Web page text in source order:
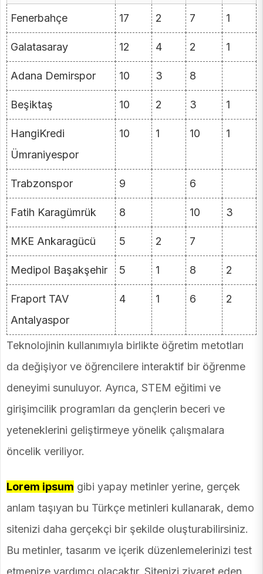
Fenerbahçe 17 2 7 1
Galatasaray 12 4 2 1
Adana Demirspor 10 3 8
Beşiktaş 10 2 3 1
HangiKredi
Ümraniyespor
10 1 10 1
Trabzonspor 9 6
Fatih Karagümrük 8 10 3
MKE Ankaragücü 5 2 7
Medipol Başakşehir 5 1 8 2
Fraport TAV
Antalyaspor
4 1 6 2
Teknolojinin kullanımıyla birlikte öğretim metotları
da değişiyor ve öğrencilere interaktif bir öğrenme
deneyimi sunuluyor. Ayrıca, STEM eğitimi ve
girişimcilik programları da gençlerin beceri ve
yeteneklerini geliştirmeye yönelik çalışmalara
öncelik veriliyor.
Lorem ipsum gibi yapay metinler yerine, gerçek
anlam taşıyan bu Türkçe metinleri kullanarak, demo
sitenizi daha gerçekçi bir şekilde oluşturabilirsiniz.
Bu metinler, tasarım ve içerik düzenlemelerinizi test
etmenize yardımcı olacaktır. Sitenizi ziyaret eden